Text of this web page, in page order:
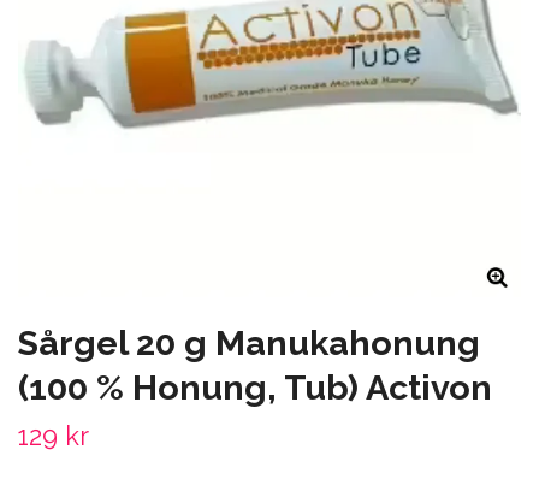
Sårgel 20 g Manukahonung
(100 % Honung, Tub) Activon
129 kr